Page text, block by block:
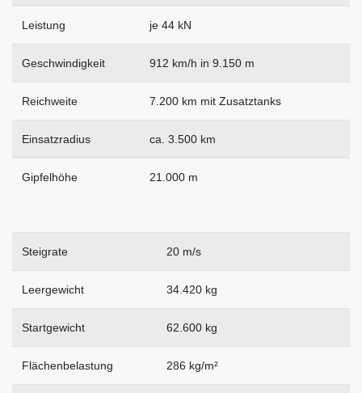
Leistung je 44 kN
Geschwindigkeit 912 km/h in 9.150 m
Reichweite 7.200 km mit Zusatztanks
Einsatzradius ca. 3.500 km
Gipfelhöhe 21.000 m
Steigrate 20 m/s
Leergewicht 34.420 kg
Startgewicht 62.600 kg
Flächenbelastung 286 kg/m²